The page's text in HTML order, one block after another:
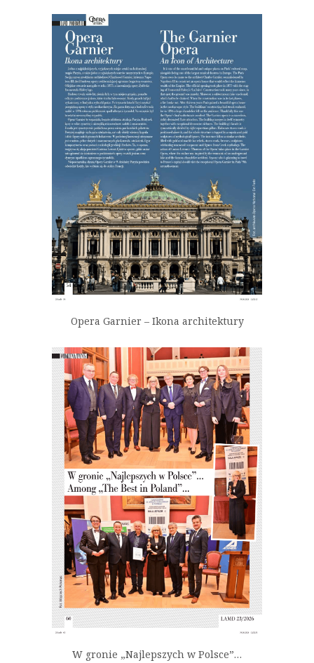
Opera Garnier – Ikona architektury
W gronie „Najlepszych w Polsce”…